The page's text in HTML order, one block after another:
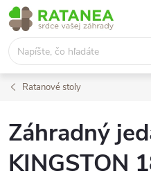
Prejsť
na
obsah
Ratanové stoly
Záhradný
KINGSTON